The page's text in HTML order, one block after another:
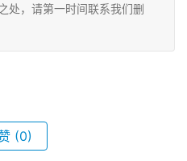
处，请第一时间联系我们删
(0)